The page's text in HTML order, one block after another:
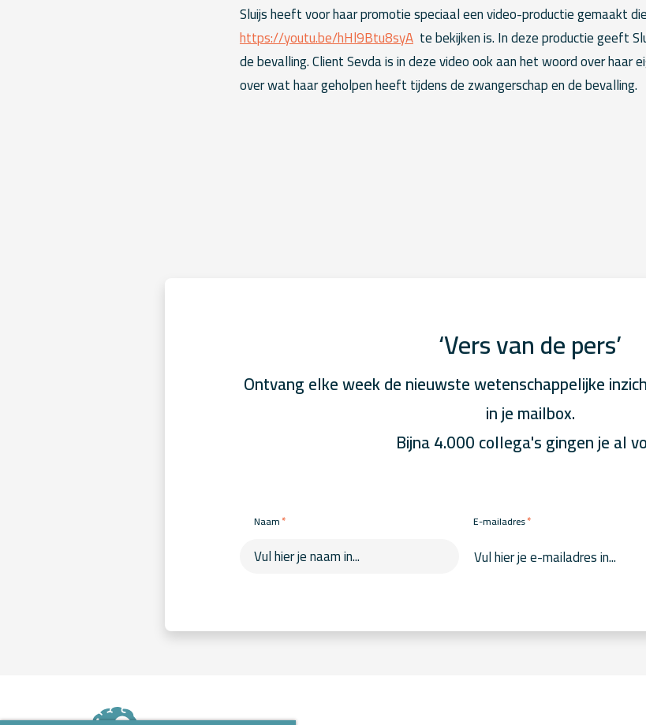
Sluijs heeft voor haar promotie speciaal een video-productie gemaakt
https://youtu.be/hHl9Btu8syA te bekijken is. In deze productie geeft
de bevalling. Client Sevda is in deze video ook aan het woord over haar
over wat haar geholpen heeft tijdens de zwangerschap en de bevalling.
‘Vers van de pers’
Ontvang elke week de nieuwste wetenschappelijke
in je mailbox.
Bijna 4.000 collega's gingen je al
Naam* E-mailadres*